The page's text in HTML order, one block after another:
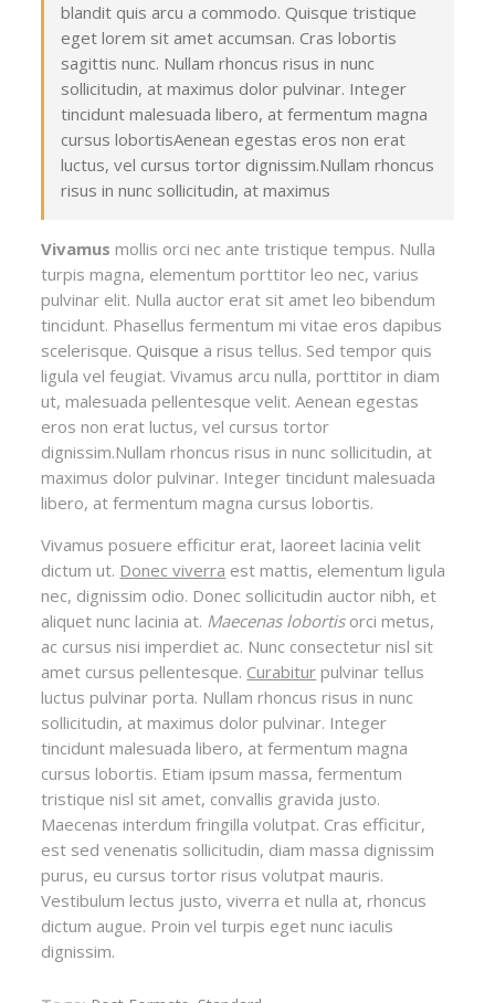
blandit quis arcu a commodo. Quisque tristique
eget lorem sit amet accumsan. Cras lobortis
sagittis nunc. Nullam rhoncus risus in nunc
sollicitudin, at maximus dolor pulvinar. Integer
tincidunt malesuada libero, at fermentum magna
cursus lobortisAenean egestas eros non erat
luctus, vel cursus tortor dignissim.Nullam rhoncus
risus in nunc sollicitudin, at maximus
Vivamus mollis orci nec ante tristique tempus. Nulla
turpis magna, elementum porttitor leo nec, varius
pulvinar elit. Nulla auctor erat sit amet leo bibendum
tincidunt. Phasellus fermentum mi vitae eros dapibus
scelerisque. Quisque a risus tellus. Sed tempor quis
ligula vel feugiat. Vivamus arcu nulla, porttitor in diam
ut, malesuada pellentesque velit. Aenean egestas
eros non erat luctus, vel cursus tortor
dignissim.Nullam rhoncus risus in nunc sollicitudin, at
maximus dolor pulvinar. Integer tincidunt malesuada
libero, at fermentum magna cursus lobortis.
Vivamus posuere efficitur erat, laoreet lacinia velit
dictum ut. Donec viverra est mattis, elementum ligula
nec, dignissim odio. Donec sollicitudin auctor nibh, et
aliquet nunc lacinia at. Maecenas lobortisorci metus,
ac cursus nisi imperdiet ac. Nunc consectetur nisl sit
amet cursus pellentesque. Curabitur pulvinar tellus
luctus pulvinar porta. Nullam rhoncus risus in nunc
sollicitudin, at maximus dolor pulvinar. Integer
tincidunt malesuada libero, at fermentum magna
cursus lobortis. Etiam ipsum massa, fermentum
tristique nisl sit amet, convallis gravida justo.
Maecenas interdum fringilla volutpat. Cras efficitur,
est sed venenatis sollicitudin, diam massa dignissim
purus, eu cursus tortor risus volutpat mauris.
Vestibulum lectus justo, viverra et nulla at, rhoncus
dictum augue. Proin vel turpis eget nunc iaculis
dignissim.